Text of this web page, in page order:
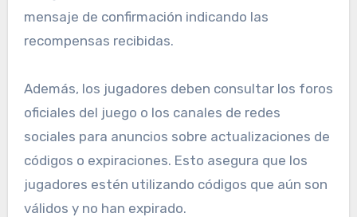
mensaje de confirmación indicando las
recompensas recibidas.
Además, los jugadores deben consultar los foros
oficiales del juego o los canales de redes
sociales para anuncios sobre actualizaciones de
códigos o expiraciones. Esto asegura que los
jugadores estén utilizando códigos que aún son
válidos y no han expirado.